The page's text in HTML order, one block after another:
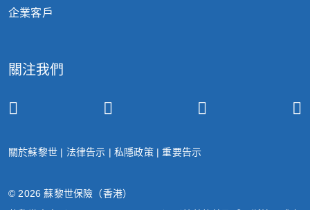
企業客戶
關注我們
關於蘇黎世 | 法律告示 |私隱政策|重要告示
© 2026 蘇黎世保險（香港）